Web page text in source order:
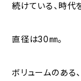
続けている、時代
直径は30㎜。
ボリュームのある